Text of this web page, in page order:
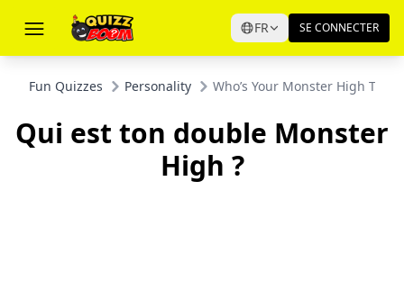
FR SE CONNECTER
Fun Quizzes Personality Who’s Your Monster High Twin?
Qui est ton double Monster
High ?